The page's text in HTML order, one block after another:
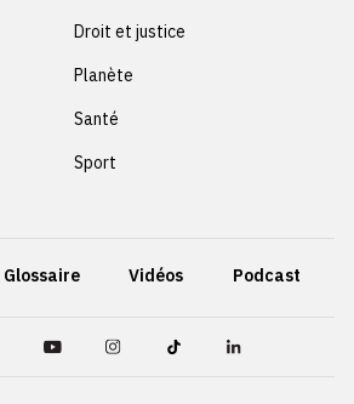
Droit et justice
Planète
Santé
Sport
Glossaire Vidéos Podcast